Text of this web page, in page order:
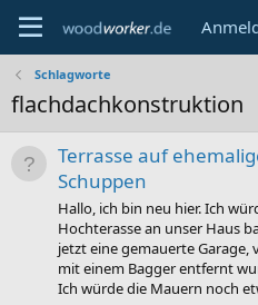
Schlagworte
flachdachkonstruktion
Terrasse auf
Schuppen
Hallo, ich bin neu hier. Ich
Hochterasse an unser Haus
jetzt eine gemauerte Garage,
mit einem Bagger entfernt
Ich würde die Mauern noch